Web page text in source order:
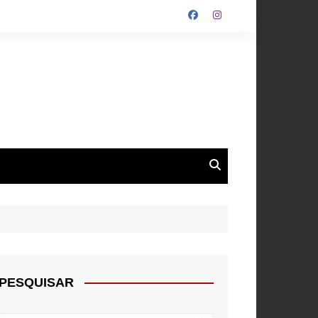
PESQUISAR